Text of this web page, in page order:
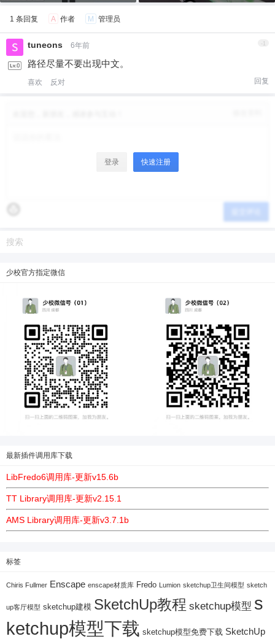
2 元 5 元 10 元
20 元
微信支付
1 条回复 A 作者 M 管理员
tuneons 6年前 -1
路径尽量不要出现中文。
喜欢 反对 回复
登录 快速注册
少校官方指定微信
最新插件调用库下载
LibFredo6调用库-更新v15.6b
TT Library调用库-更新v2.15.1
AMS Library调用库-更新v3.7.1b
标签
Chiris Fullmer Enscape enscape材质库 Fredo Lumion sketchup卫生间模型 sketch
up客厅模型 sketchup建模 SketchUp教程 sketchup模型 s
ketchup模型下载 sketchup模型免费下载 SketchUp
登录